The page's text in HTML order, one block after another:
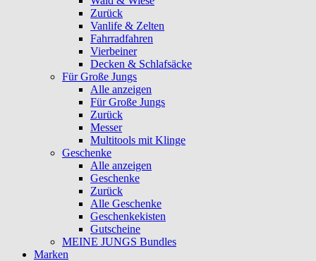
Zurück
Vanlife & Zelten
Fahrradfahren
Vierbeiner
Decken & Schlafsäcke
Für Große Jungs
Alle anzeigen
Für Große Jungs
Zurück
Messer
Multitools mit Klinge
Geschenke
Alle anzeigen
Geschenke
Zurück
Alle Geschenke
Geschenkekisten
Gutscheine
MEINE JUNGS Bundles
Marken